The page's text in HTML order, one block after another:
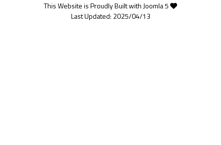
This Website is Proudly Built with Joomla 5
Last Updated: 2025/04/13